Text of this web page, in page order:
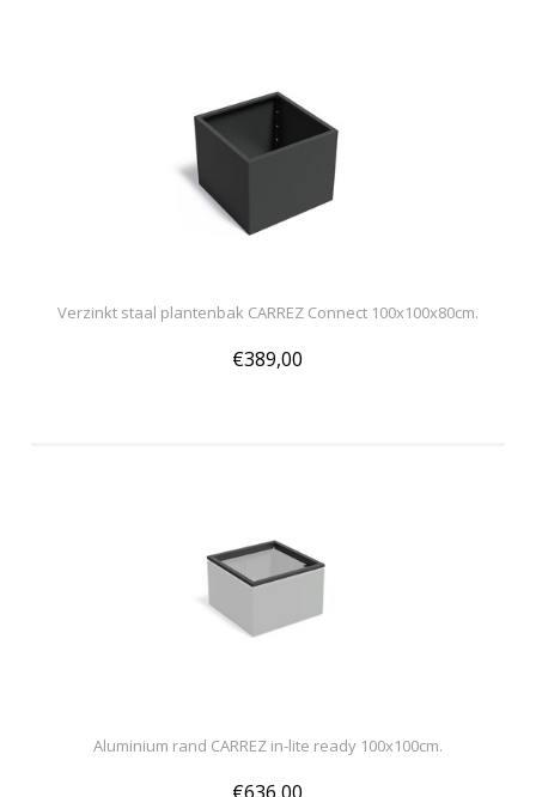
Verzinkt staal plantenbak CARREZ Connect 100x100x80cm.
€389,00
Aluminium rand CARREZ in-lite ready 100x100cm.